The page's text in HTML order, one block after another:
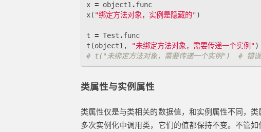
x = object1.func
x( "绑定方法对象，实例是隐藏的")
t = Test .func
t (object1, "未绑定方法对象，需要传递一个实例")
类属性与实例属性
类属性仅是与类相关的数据值，和实例属性不同，
多次实例化中调用类，它们的值都保持不变。不管